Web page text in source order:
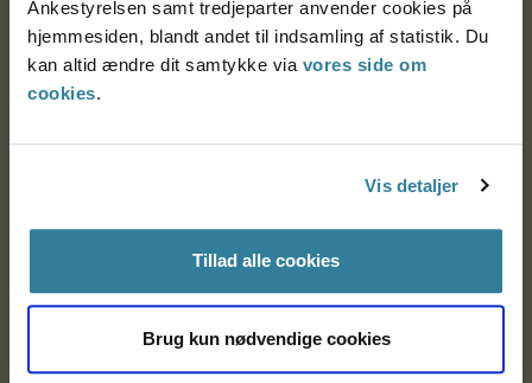
Ankestyrelsen samt tredjeparter anvender cookies på
hjemmesiden, blandt andet til indsamling af statistik. Du
kan altid ændre dit samtykke via vores side om
cookies.
Vis detaljer
Tillad alle cookies
Brug kun nødvendige cookies
Ankestyrelsen København
EAN: 57 98 000 35 48 21
Om Ankestyrelsen